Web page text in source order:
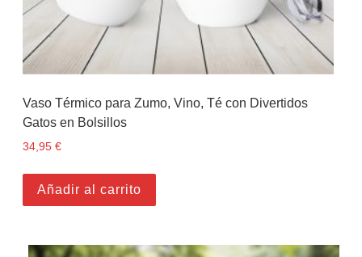
Vaso Térmico para Zumo, Vino, Té con Divertidos
Gatos en Bolsillos
34,95 €
Añadir al carrito